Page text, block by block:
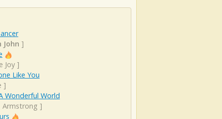
John ]
Joy]
Like You
]
Wonderful World
Armstrong ]